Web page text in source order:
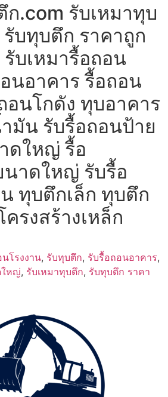
ก.com รับเหมาทุบ
บทุบตึก ราคาถูก
บเหมารื้อถอน
นอาคาร รื้อถอน
อนโกดัง ทุบอาคาร
มัน รับรื้อถอนป้าย
ใหญ่ รื้อ
นาดใหญ่ รับรื้อ
ทุบตึกเล็ก ทุบตึก
รงสร้างเหล็ก
โรงงาน, รับทุบตึก, รับรื้อถอนอาคาร,
ใหญ่, รับเหมาทุบตึก, รับทุบตึก ราคา